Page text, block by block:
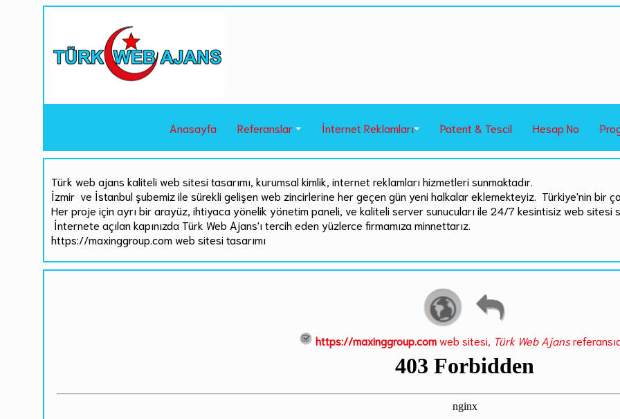
Anasayfa Referanslar İnternet Reklamları Patent & Tescil Hesap No
Türk web ajans kaliteli web sitesi tasarımı, kurumsal kimlik, internet reklamları hizmetleri sunmaktadır.
İzmir ve İstanbul şubemiz ile sürekli gelişen web zincirlerine her geçen gün yeni halkalar eklemekteyiz. Türkiye'nin bir
Her proje için ayrı bir arayüz, ihtiyaca yönelik yönetim paneli, ve kaliteli server sunucuları ile 24/7 kesintisiz web sitesi
İnternete açılan kapınızda Türk Web Ajans'ı tercih eden yüzlerce firmamıza minnettarız.
https://maxinggroup.com web sitesi tasarımı
https://maxinggroup.comweb sitesi, Türk Web Ajans